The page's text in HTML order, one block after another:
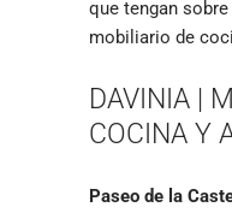
que tengan
mobiliario de
DAVINIA |
COCINA Y
Paseo de la